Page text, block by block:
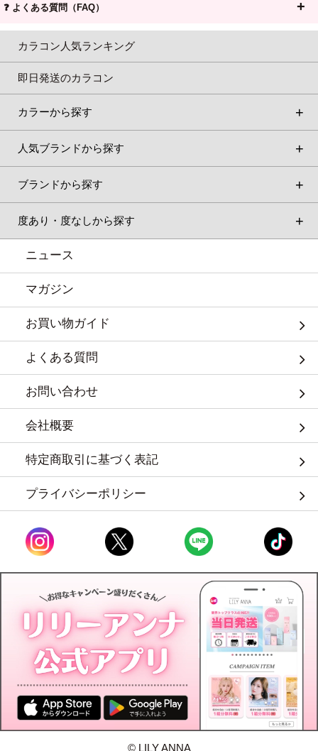
❓ よくある質問（FAQ）
カラコン人気ランキング
即日発送のカラコン
カラーから探す
人気ブランドから探す
ブランドから探す
度あり・度なしから探す
ニュース
マガジン
お買い物ガイド
よくある質問
お問い合わせ
会社概要
特定商取引に基づく表記
プライバシーポリシー
© LILY ANNA